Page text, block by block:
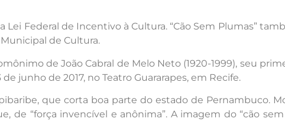
Lei Federal de Incentivo à Cultura. “Cão Sem Plumas”
de Cultura.
de João Cabral de Melo Neto (1920-1999), seu
junho de 2017, no Teatro Guararapes, em Recife.
que corta boa parte do estado de Pernambuco.
de “força invencível e anônima”. A imagem do “cão